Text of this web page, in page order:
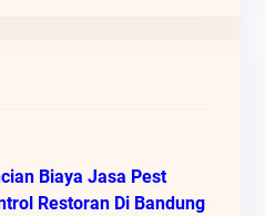
Biaya Jasa Pest
Restoran Di Bandung